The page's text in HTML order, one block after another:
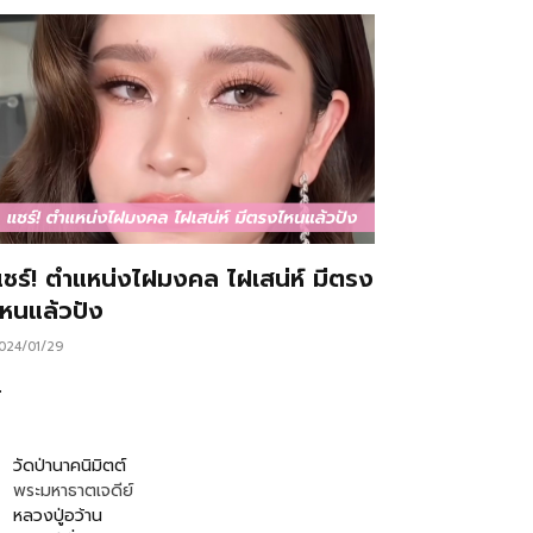
ร์! ตำแหน่งไฝมงคล ไฝเสน่ห์ มีตรง
นแล้วปัง
01/29
วัดป่านาคนิมิตต์
พระมหาธาตเจดีย์
หลวงปู่อว้าน